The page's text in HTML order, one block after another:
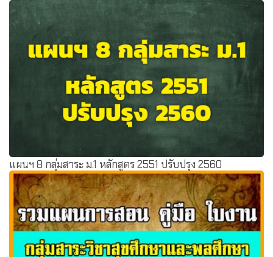
รวมแผนการสอน คู่มือ ใบงาน ม.ต้น วิชาสังคม ประวัติศาสตร์
เยอะมากๆๆ
แผนฯ 8 กลุ่มสาระ ม.1 หลักสูตร 2551 ปรับปรุง 2560